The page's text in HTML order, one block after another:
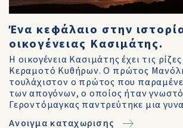
Ένα κεφάλαιο στην
οικογένειας Κασιμάτης.
Η οικογένεια Κασιμάτης έχει τις
Κεραμοτό Κυθήρων. Ο πρώτος
τουλάχιστον ο πρώτος που
των απογόνων, ο οποίος ήταν
Γεροντόμαγκας παντρεύτηκε μια
Ανοιγμα καταχωρισης